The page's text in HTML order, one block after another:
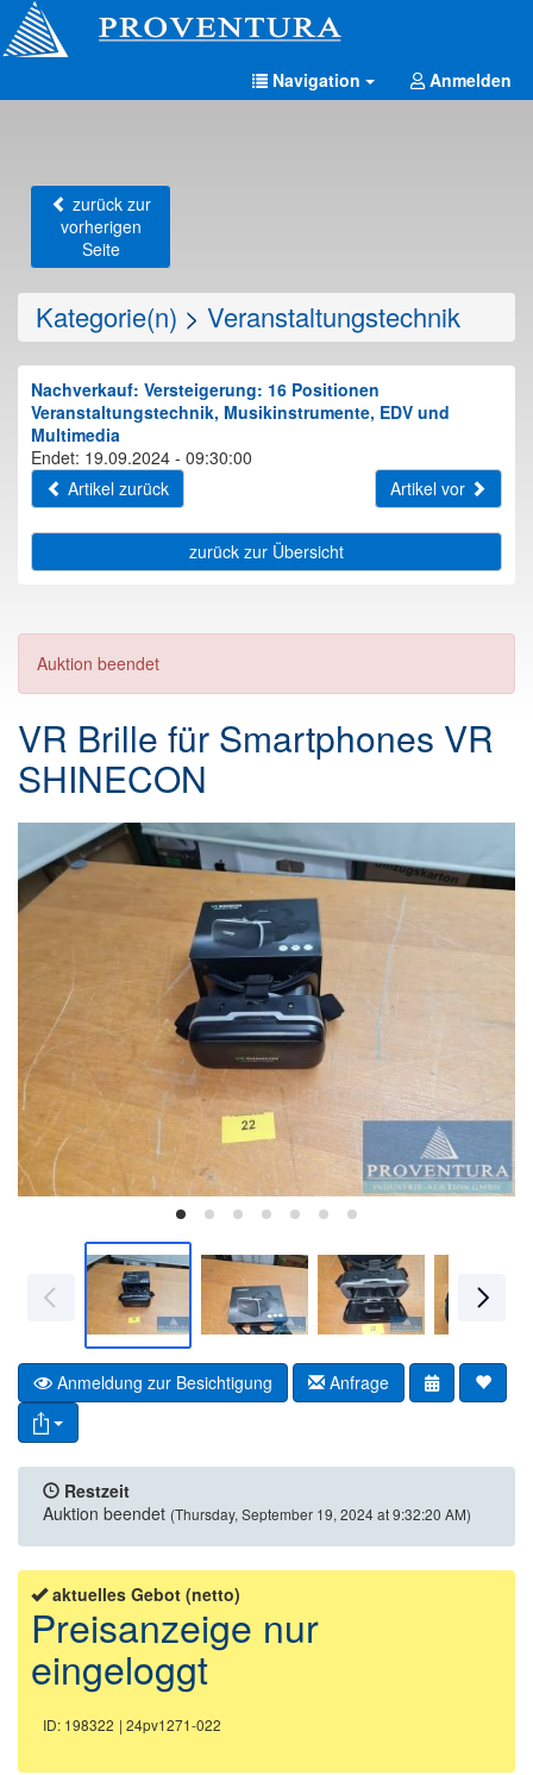
Navigation Anmelden
zurück zur
vorherigen
Seite
Kategorie(n) > Veranstaltungstechnik
Nachverkauf: Versteigerung: 16 Positionen
Veranstaltungstechnik, Musikinstrumente, EDV und
Multimedia
Endet: 19.09.2024 - 09:30:00
Artikel zurück
Artikel vor
zurück zur Übersicht
Auktion beendet
VR Brille für Smartphones VR
SHINECON
Anmeldung zur Besichtigung Anfrage
Restzeit
Auktion beendet (Thursday, September 19, 2024 at 9:32:20 AM)
aktuelles Gebot (netto)
Preisanzeige nur
eingeloggt
ID: 198322 | 24pv1271-022